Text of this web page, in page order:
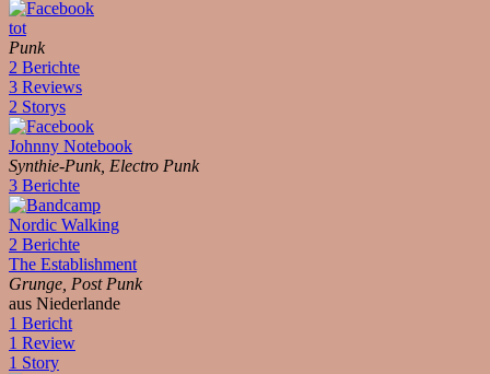
tot
Punk
2 Berichte
3 Reviews
2 Storys
Johnny Notebook
Synthie-Punk, Electro Punk
3 Berichte
Nordic Walking
2 Berichte
The Establishment
Grunge, Post Punk
aus Niederlande
1 Bericht
1 Review
1 Story